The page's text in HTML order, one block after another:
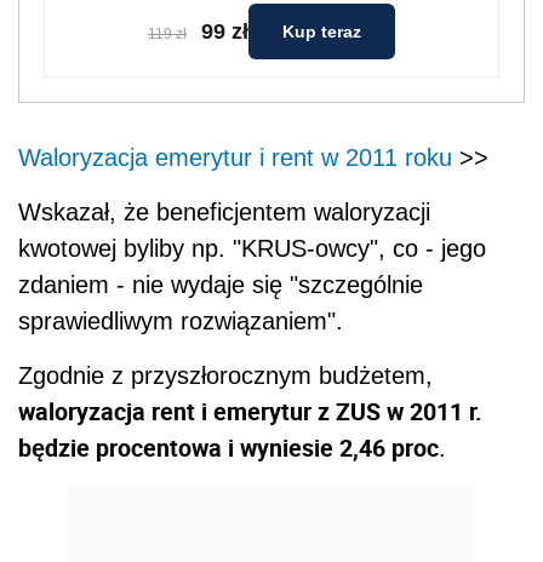
119 zł 99 zł Kup teraz
Waloryzacja emerytur i rent w 2011 roku >>
Wskazał, że beneficjentem waloryzacji
kwotowej byliby np. "KRUS-owcy", co - jego
zdaniem - nie wydaje się "szczególnie
sprawiedliwym rozwiązaniem".
Zgodnie z przyszłorocznym budżetem,
waloryzacja rent i emerytur z ZUS w 2011 r.
będzie procentowa i wyniesie 2,46 proc.